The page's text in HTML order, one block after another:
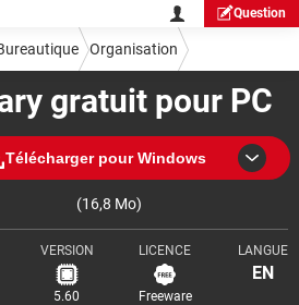
Question
gratuit pour PC
Télécharger pour Windows
(16,8 Mo)
VERSION
5.60
LICENCE
Freeware
LANGUE
EN
Organisation